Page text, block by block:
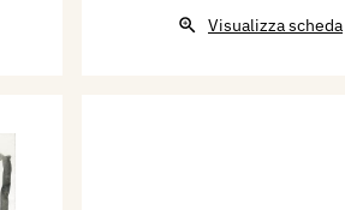
Visualizza scheda